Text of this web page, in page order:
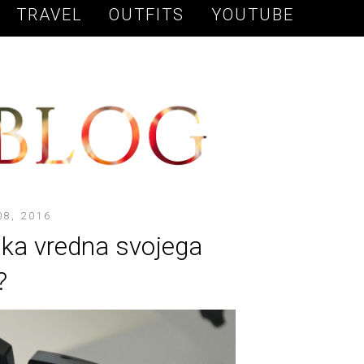
TRAVEL OUTFITS YOUTUBE
2016
vredna svojega